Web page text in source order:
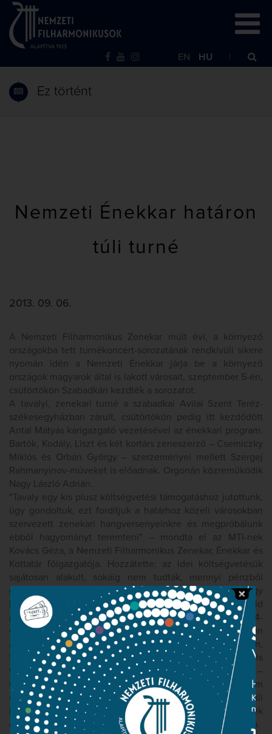
EN HU
Ez történt
Nemzeti Énekkar határon
túli turné
2013. 09. 06.
A Nemzeti Filharmonikus Zenekar múlt évi, a környező
országokba tett turnékoncert-sorozatának rendkívüli sikere
nyomán idén a Nemzeti Énekkar járja be a környező
országok magyarok által is lakott városait, szeptember 5-én,
csütörtökön Szabadkán kezdték a sorozatot.
A tavalyi, zenekari turné a szabadkai Avilai Szent Teréz-
székesegyházban zárult, csütörtökön pedig itt kezdődött
Antal Mátyás karigazgató vezetésével az énekkari program.
Bartók, Kodály, Liszt és két kortárs zeneszerző – Csemiczky
Miklós és Orbán György – szerzeményei mellett Szergej
Rahmanyinov-műveket is előadnak. Orgonán közreműködik
Nagy László Adrián.
"Tavaly egy kis plusz költségvetési támogatáshoz jutottunk,
úgy gondoltuk, ezt fordítjuk a határhoz közeli városokban
szervezett zenekari hangversenyeinkre és megpróbálunk
ebből hagyományt teremteni" – mondta el az MTI-nek
Kovács Géza, a Nemzeti Filharmonikus Zenekar, Énekkar és
Kottatár főigazgatója. Hozzátette: az idei költségvetésük
sajátosan alakult, sokáig nem tudták, mennyi pénzből
gazdálkodhatnak, de nyár elejére bizonyossá vált, hogy
képesek lesznek új sorozatot indítani. Igaz, nem rövid
periódusra, hanem időben kissé széthúzva. Szeptember 14-
én Beregszászon, szeptember 18-án Dunaszerdahelyen
adnak koncertet, az ősz második felében pedig Lendván,
Szatmárnémetiben, Nagyváradon és Temesváron is
terveznek fellépéseket. A műsorok összeállításánál –
ugyanúgy, mint a zenekar esetében – azt tartották szem
előtt, hogy derűs órákat szerezzenek a határon túli
magyaroknak, és hogy az ott élők jobban megértsék
egymást a zene segítségével – jegyezte meg Kovács Géza.